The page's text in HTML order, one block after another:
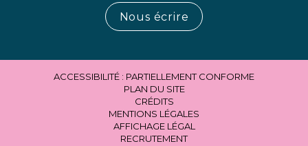
Nous écrire
ACCESSIBILITÉ : PARTIELLEMENT CONFORME
PLAN DU SITE
CRÉDITS
MENTIONS LÉGALES
AFFICHAGE LÉGAL
RECRUTEMENT